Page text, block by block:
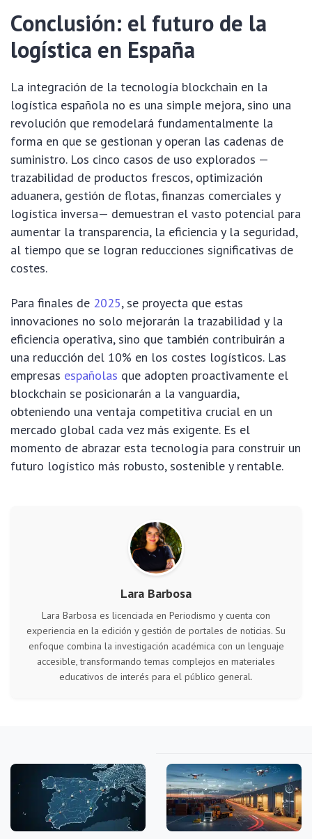
Conclusión: el futuro de la
logística en España
La integración de la tecnología blockchain en la
logística española no es una simple mejora, sino una
revolución que remodelará fundamentalmente la
forma en que se gestionan y operan las cadenas de
suministro. Los cinco casos de uso explorados —
trazabilidad de productos frescos, optimización
aduanera, gestión de flotas, finanzas comerciales y
logística inversa— demuestran el vasto potencial para
aumentar la transparencia, la eficiencia y la seguridad,
al tiempo que se logran reducciones significativas de
costes.
Para finales de 2025, se proyecta que estas
innovaciones no solo mejorarán la trazabilidad y la
eficiencia operativa, sino que también contribuirán a
una reducción del 10% en los costes logísticos. Las
empresas españolas que adopten proactivamente el
blockchain se posicionarán a la vanguardia,
obteniendo una ventaja competitiva crucial en un
mercado global cada vez más exigente. Es el
momento de abrazar esta tecnología para construir un
futuro logístico más robusto, sostenible y rentable.
Lara Barbosa
Lara Barbosa es licenciada en Periodismo y cuenta con
experiencia en la edición y gestión de portales de noticias. Su
enfoque combina la investigación académica con un lenguaje
accesible, transformando temas complejos en materiales
educativos de interés para el público general.